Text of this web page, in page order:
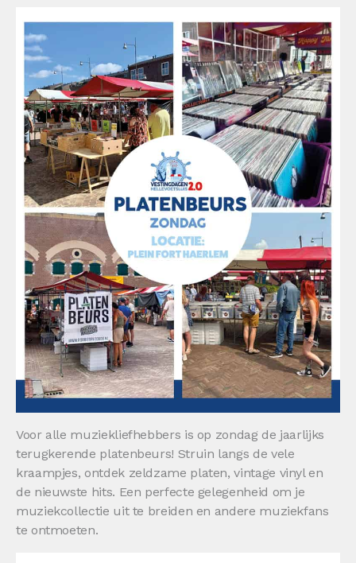
Voor alle muziekliefhebbers is op zondag de jaarlijks
terugkerende platenbeurs! Struin langs de vele
kraampjes, ontdek zeldzame platen, vintage vinyl en
de nieuwste hits. Een perfecte gelegenheid om je
muziekcollectie uit te breiden en andere muziekfans
te ontmoeten.